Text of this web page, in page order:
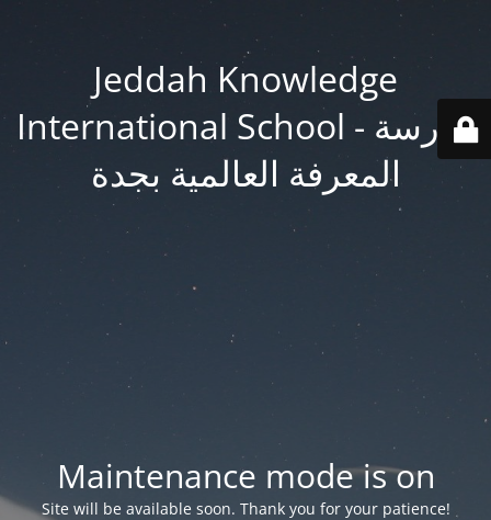
Jeddah Knowledge
International School - مدرسة
المعرفة العالمية بجدة
Maintenance mode is on
Site will be available soon. Thank you for your patience!